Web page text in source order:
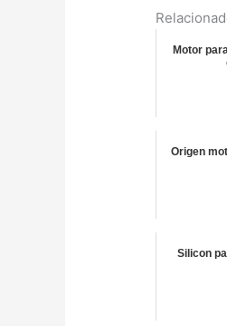
Motor
Origen
Silicon